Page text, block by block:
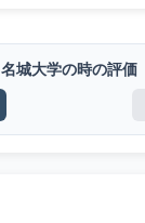
名城大学の時の評価